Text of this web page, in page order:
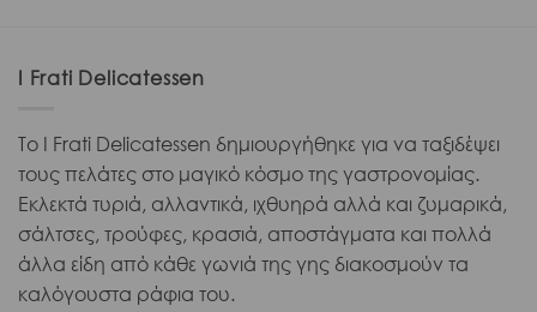
I Frati Delicatessen
Το I Frati Delicatessen δημιουργήθηκε για να ταξιδέψει
τους πελάτες στο μαγικό κόσμο της γαστρονομίας.
Εκλεκτά τυριά, αλλαντικά, ιχθυηρά αλλά και ζυμαρικά,
σάλτσες, τρούφες, κρασιά, αποστάγματα και πολλά
άλλα είδη από κάθε γωνιά της γης διακοσμούν τα
καλόγουστα ράφια του.